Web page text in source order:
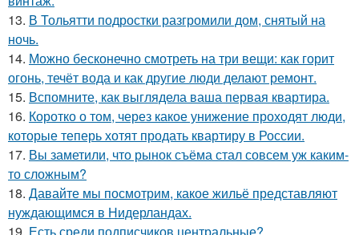
13. В Тольятти подростки разгромили дом, снятый на
ночь.
14. Можно бесконечно смотреть на три вещи: как горит
огонь, течёт вода и как другие люди делают ремонт.
15. Вспомните, как выглядела ваша первая квартира.
16. Коротко о том, через какое унижение проходят люди,
которые теперь хотят продать квартиру в России.
17. Вы заметили, что рынок съёма стал совсем уж каким-
то сложным?
18. Давайте мы посмотрим, какое жильё представляют
нуждающимся в Нидерландах.